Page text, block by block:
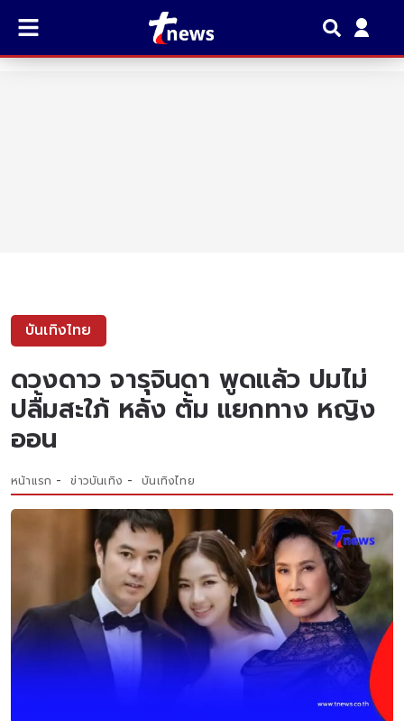
บันเทิงไทย
ดวงดาว จารุจินดา พูดแล้ว ปมไม่
ปลื้มสะใภ้ หลัง ตั้ม แยกทาง หญิง
ออน
หน้าแรก ข่าวบันเทิง บันเทิงไทย